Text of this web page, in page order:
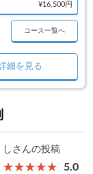
¥16,500円
コース一覧へ
細を見る
しさんの投稿
5.0